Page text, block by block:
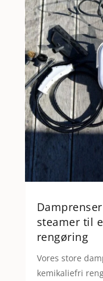
steamer til
rengøring
Vores store
kemikaliefri